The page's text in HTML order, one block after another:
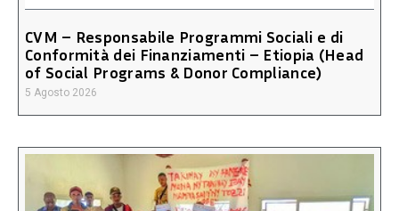
CVM – Responsabile Programmi Sociali e di
Conformità dei Finanziamenti – Etiopia (Head
of Social Programs & Donor Compliance)
5 Agosto 2026